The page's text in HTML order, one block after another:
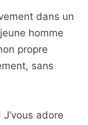
dans un
homme
propre
sans
adore